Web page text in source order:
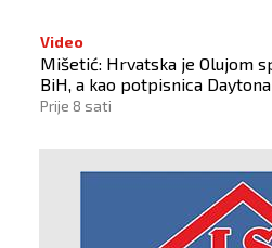
Video
Mišetić: Hrvatska je Olujom
BiH, a kao potpisnica
puno pravo štititi hrvatski
Prije 8 sati